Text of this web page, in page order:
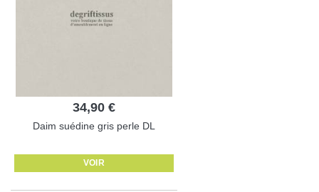
34,90 €
Daim suédine gris perle DL
VOIR